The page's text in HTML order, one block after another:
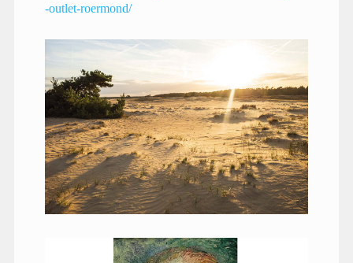
-outlet-roermond/